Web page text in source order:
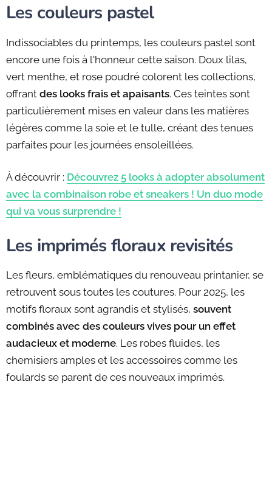
Les couleurs pastel
Indissociables du printemps, les couleurs pastel sont
encore une fois à l'honneur cette saison. Doux lilas,
vert menthe, et rose poudré colorent les collections,
offrant des looks frais et apaisants. Ces teintes sont
particulièrement mises en valeur dans les matières
légères comme la soie et le tulle, créant des tenues
parfaites pour les journées ensoleillées.
À découvrir : Découvrez 5 looks à adopter absolument
avec la combinaison robe et sneakers ! Un duo mode
qui va vous surprendre !
Les imprimés floraux revisités
Les fleurs, emblématiques du renouveau printanier, se
retrouvent sous toutes les coutures. Pour 2025, les
motifs floraux sont agrandis et stylisés, souvent
combinés avec des couleurs vives pour un effet
audacieux et moderne. Les robes fluides, les
chemisiers amples et les accessoires comme les
foulards se parent de ces nouveaux imprimés.